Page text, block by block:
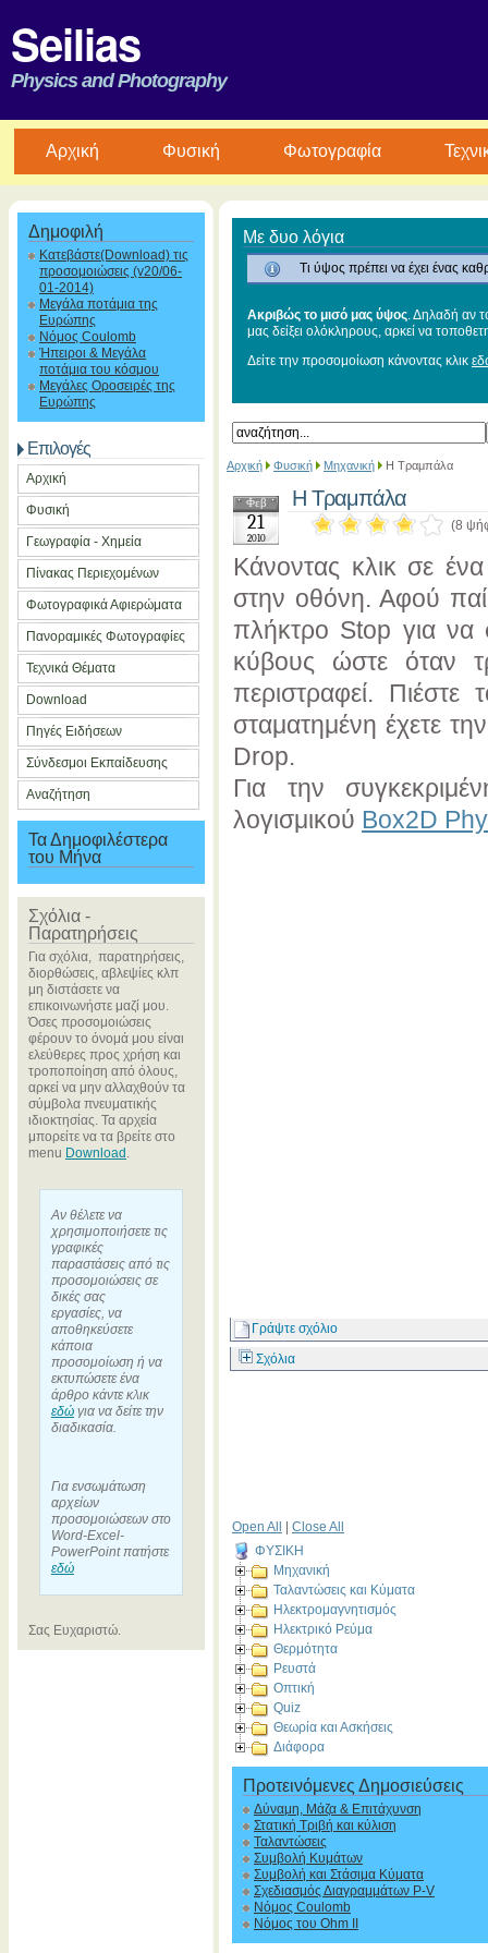
Seilias
Physics and Photography
Aρχική Φυσική Φωτογραφία
Δημοφιλή
Κατεβάστε(Download) τις
προσομοιώσεις (v20/06-
01-2014)
Μεγάλα ποτάμια της
Ευρώπης
Νόμος Coulomb
Ήπειροι & Μεγάλα
ποτάμια του κόσμου
Μεγάλες Οροσειρές της
Ευρώπης
Επιλογές
Αρχική
Φυσική
Γεωγραφία - Χημεία
Πίνακας Περιεχομένων
Φωτογραφικά Αφιερώματα
Πανοραμικές Φωτογραφίες
Τεχνικά Θέματα
Download
Πηγές Ειδήσεων
Σύνδεσμοι Εκπαίδευσης
Αναζήτηση
Τα Δημοφιλέστερα
του Μήνα
Σχόλια -
Παρατηρήσεις
Για σχόλια, παρατηρήσεις,
διορθώσεις, αβλεψίες κλπ
μη διστάσετε να
επικοινωνήστε μαζί μου.
Όσες προσομοιώσεις
φέρουν το όνομά μου είναι
ελεύθερες προς χρήση και
τροποποίηση από όλους,
αρκεί να μην αλλαχθούν τα
σύμβολα πνευματικής
ιδιοκτησίας. Τα αρχεία
μπορείτε να τα βρείτε στο
menu Download .
Αν θέλετε να
χρησιμοποιήσετε τις
γραφικές
παραστάσεις από τις
προσομοιώσεις σε
δικές σας
εργασίες, να
αποθηκεύσετε
κάποια
προσομοίωση ή να
εκτυπώσετε ένα
άρθρο κάντε κλικ
εδώ για να δείτε την
διαδικασία.
Για ενσωμάτωση
αρχείων
προσομοιώσεων στο
Word-Excel-
PowerPoint πατήστε
εδώ
Σας Ευχαριστώ.
Με δυο λόγια
Τι ύψος πρέπει να έχει ένας
Ακριβώς το μισό μας ύψος. Δηλαδή αν
μας δείξει ολόκληρους, αρκεί να
Δείτε την προσομοίωση κάνοντας κλικ
Αρχική Φυσική Μηχανική Η Τραμπάλα
Φεβ
21
2010
Η Τραμπάλα
(8
Κάνοντας κλικ σε
στην οθόνη. Αφού
πλήκτρο Stop για να
κύβους ώστε όταν
περιστραφεί. Πιέστε
σταματημένη έχετε
Drop.
Για την
λογισμικού Box2D
Γράψτε σχόλιο
Σχόλια
Open All
Close All
ΦΥΣΙΚΗ
Μηχανική
Ταλαντώσεις και Κύματα
Ηλεκτρομαγνητισμός
Ηλεκτρικό Ρεύμα
Θερμότητα
Ρευστά
Οπτική
Quiz
Θεωρία και Ασκήσεις
Διάφορα
Προτεινόμενες Δημοσιεύσεις
Δύναμη, Μάζα & Επιτάχυνση
Στατική Τριβή και κύλιση
Ταλαντώσεις
Συμβολή Κυμάτων
Συμβολή και Στάσιμα Κύματα
Σχεδιασμός Διαγραμμάτων P-V
Νόμος Coulomb
Νόμος του Ohm II